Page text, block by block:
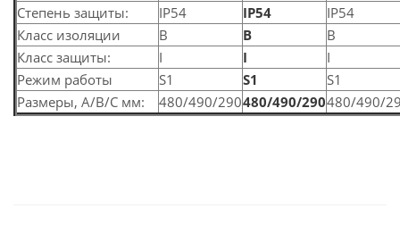
Степень защиты:
IP54 IP54
IP54
Класс изоляции
B B
B
Класс защиты:
I I
I
Режим работы
S1 S1
S1
Размеры, A/B/C мм:
480/490/290480/490/290480/490/